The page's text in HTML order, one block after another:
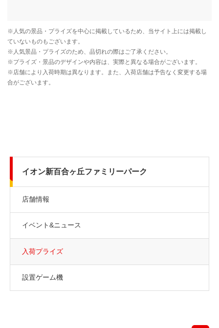
イオン新百合ヶ丘ファミリーパーク
店舗情報
イベント&ニュース
入荷プライズ
設置ゲーム機